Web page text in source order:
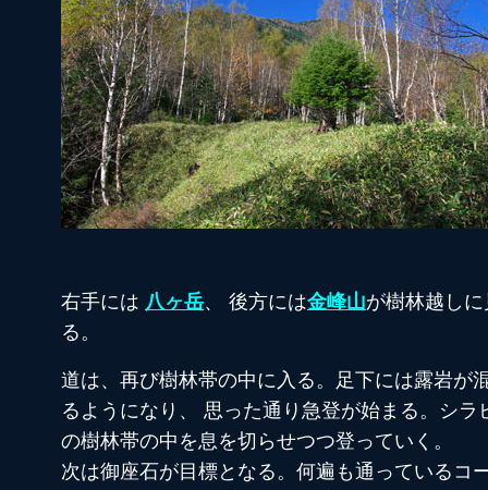
右手には 八ヶ岳、 後方には金峰山が樹林越し
る。
道は、再び樹林帯の中に入る。足下には露岩が
るようになり、 思った通り急登が始まる。シラ
の樹林帯の中を息を切らせつつ登っていく。
次は御座石が目標となる。何遍も通っているコ